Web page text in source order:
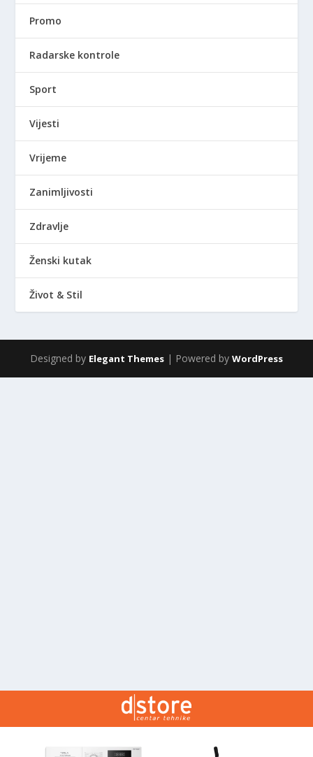
Promo
Radarske kontrole
Sport
Vijesti
Vrijeme
Zanimljivosti
Zdravlje
Ženski kutak
Život & Stil
Designed by Elegant Themes | Powered by WordPress